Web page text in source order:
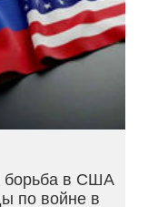
борьба в США
по войне в